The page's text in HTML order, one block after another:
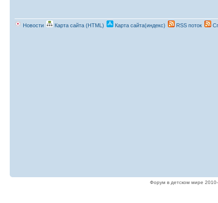
Новости Карта сайта (HTML) Карта сайта(индекс) RSS поток
Форум в детском мире